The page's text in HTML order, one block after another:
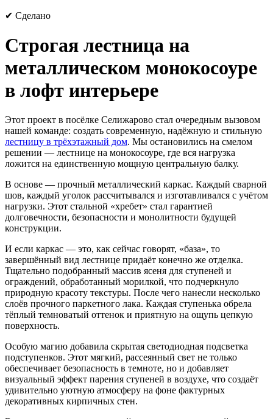
✔ Сделано
Строгая лестница на
металлическом монокосоуре
в лофт интерьере
Этот проект в посёлке Селижарово стал очередным вызовом
нашей команде: создать современную, надёжную и стильную
лестницу в трёхэтажный дом. Мы остановились на смелом
решении — лестнице на монокосоуре, где вся нагрузка
ложится на единственную мощную центральную балку.
В основе — прочный металлический каркас. Каждый сварной
шов, каждый уголок рассчитывался и изготавливался с учётом
нагрузки. Этот стальной «хребет» стал гарантией
долговечности, безопасности и монолитности будущей
конструкции.
И если каркас — это, как сейчас говорят, «база», то
завершённый вид лестнице придаёт конечно же отделка.
Тщательно подобранный массив ясеня для ступеней и
ограждений, обработанный морилкой, что подчеркнуло
природную красоту текстуры. После чего нанесли несколько
слоёв прочного паркетного лака. Каждая ступенька обрела
тёплый темноватый оттенок и приятную на ощупь цепкую
поверхность.
Особую магию добавила скрытая светодиодная подсветка
подступенков. Этот мягкий, рассеянный свет не только
обеспечивает безопасность в темноте, но и добавляет
визуальный эффект парения ступеней в воздухе, что создаёт
удивительно уютную атмосферу на фоне фактурных
декоративных кирпичных стен.